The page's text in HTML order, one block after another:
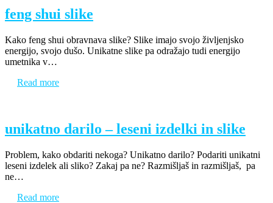
feng shui slike
Kako feng shui obravnava slike? Slike imajo svojo življenjsko
energijo, svojo dušo. Unikatne slike pa odražajo tudi energijo
umetnika v…
Read more
unikatno darilo – leseni izdelki in slike
Problem, kako obdariti nekoga? Unikatno darilo? Podariti unikatni
leseni izdelek ali sliko? Zakaj pa ne? Razmišljaš in razmišljaš, pa
ne…
Read more